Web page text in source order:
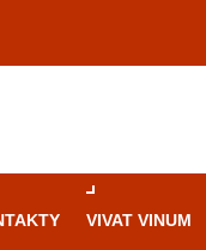
VIVAT VINUM